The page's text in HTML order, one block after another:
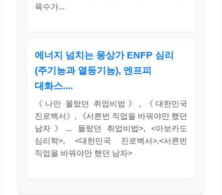
육수가...
에너지 넘치는 몽상가 ENFP 심리
(주기능과 열등기능), 엔프피
대화스....
《나만 몰랐던 취업비법》, 《대한민국
진로백서》, 《서른번 직업을 바꿔야만 했던
남자》... 몰랐던 취업비법>, <아보카도
심리학>, <대한민국 진로백서>,<서른번
직업을 바꿔야만 했던 남자>